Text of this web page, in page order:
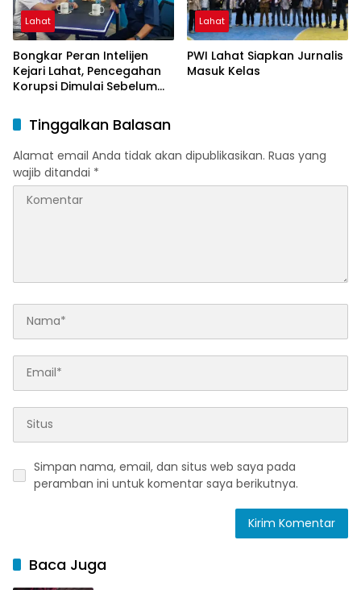
Lahat
Bongkar Peran Intelijen
Kejari Lahat, Pencegahan
Korupsi Dimulai Sebelum
Lahat
PWI Lahat Siapkan Jurnalis
Masuk Kelas
Tinggalkan Balasan
Alamat email Anda tidak akan dipublikasikan. Ruas yang
wajib ditandai *
Simpan nama, email, dan situs web saya pada
peramban ini untuk komentar saya berikutnya.
Baca Juga